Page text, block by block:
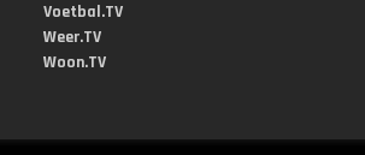
Voetbal.TV
Weer.TV
Woon.TV